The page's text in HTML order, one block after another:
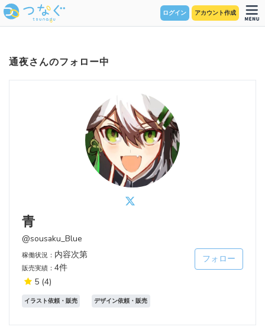
ログイン アカウント作成
通夜さんのフォロー中
青
@sousaku_Blue
稼働状況： 内容次第
販売実績： 4件
5 (4)
フォロー
イラスト依頼・販売 デザイン依頼・販売